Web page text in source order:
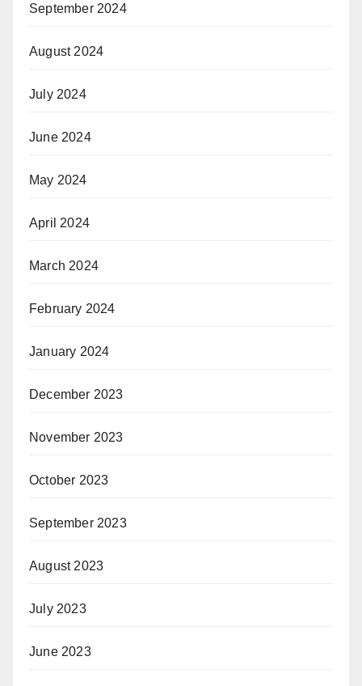
September 2024
August 2024
July 2024
June 2024
May 2024
April 2024
March 2024
February 2024
January 2024
December 2023
November 2023
October 2023
September 2023
August 2023
July 2023
June 2023